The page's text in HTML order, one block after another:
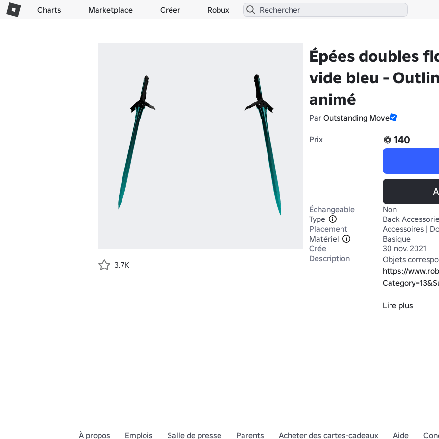
Charts Marketplace Créer Robux
Épées doubles
vide bleu -
animé
Par Outstanding Move
Prix
140
Échangeable
Non
Type
Back
Placement
Accessoires |
Matériel
Basique
Crée
30 nov. 2021
Description
https://
Vous avez une
Lire plus
3.7K
À propos Emplois Salle de presse Parents Acheter des cartes-cadeaux Aide